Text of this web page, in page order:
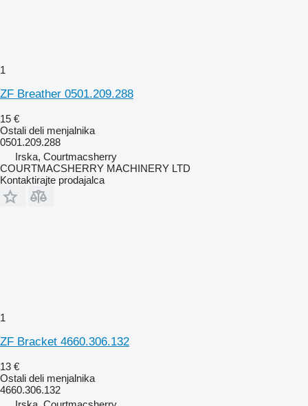
1
ZF Breather 0501.209.288
15 €
Ostali deli menjalnika
0501.209.288
Irska, Courtmacsherry
COURTMACSHERRY MACHINERY LTD
Kontaktirajte prodajalca
1
ZF Bracket 4660.306.132
13 €
Ostali deli menjalnika
4660.306.132